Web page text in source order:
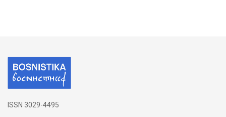
ISSN 3029-4495